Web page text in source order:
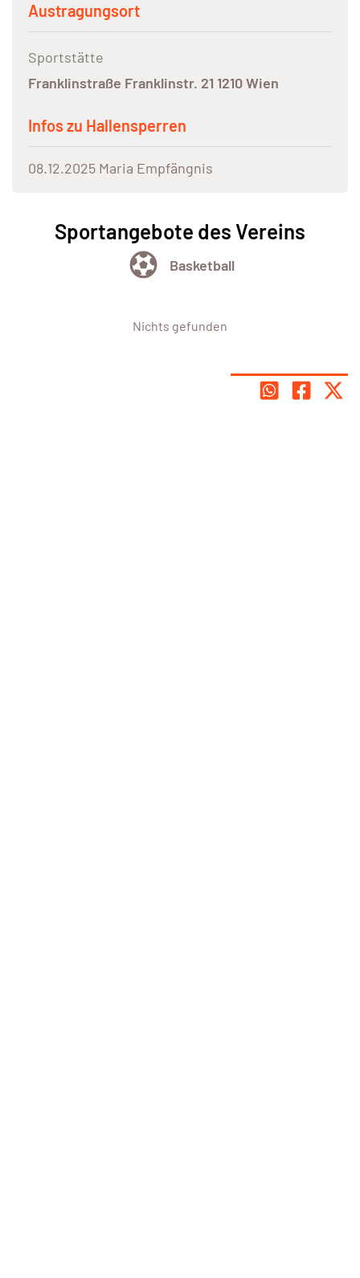
Austragungsort
Sportstätte
Franklinstraße Franklinstr. 21 1210 Wien
Infos zu Hallensperren
08.12.2025 Maria Empfängnis
Sportangebote des Vereins
Basketball
Nichts gefunden